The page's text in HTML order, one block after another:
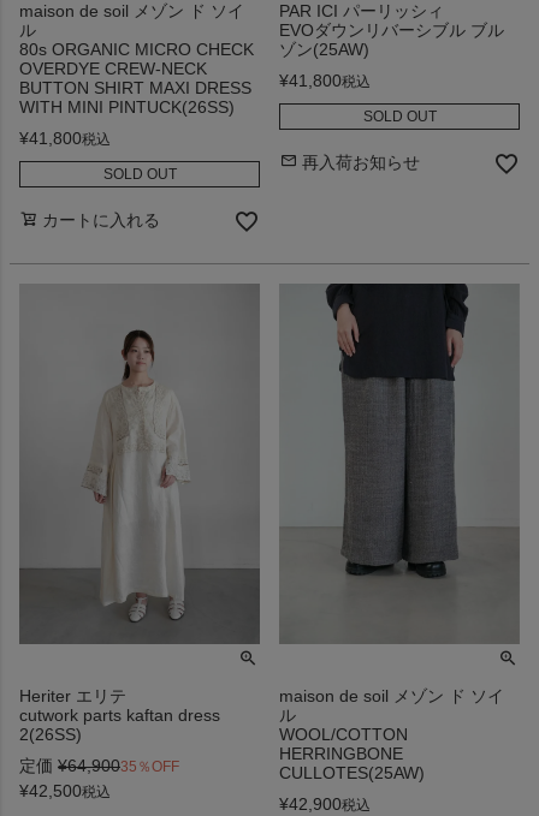
maison de soil メゾン ド ソイ
ル
80s ORGANIC MICRO CHECK
OVERDYE CREW-NECK
BUTTON SHIRT MAXI DRESS
WITH MINI PINTUCK(26SS)
¥41,800税込
SOLD OUT
カートに入れる
PAR ICI パーリッシィ
EVOダウンリバーシブル ブル
ゾン(25AW)
¥41,800税込
SOLD OUT
再入荷お知らせ
Heriter エリテ
cutwork parts kaftan dress
2(26SS)
定価 ¥64,90035％OFF
¥42,500税込
maison de soil メゾン ド ソイ
ル
WOOL/COTTON
HERRINGBONE
CULLOTES(25AW)
¥42,900税込